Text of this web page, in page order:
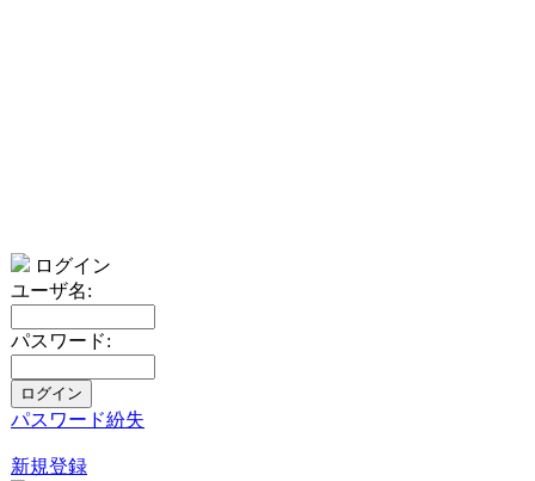
ログイン
ユーザ名:
パスワード:
パスワード紛失
新規登録